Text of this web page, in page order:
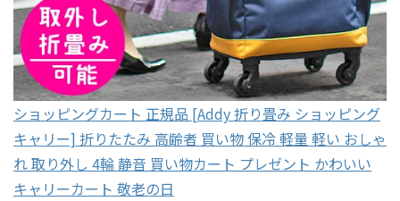
ショッピングカート 正規品 [Addy 折り畳み ショッピング
キャリー] 折りたたみ 高齢者 買い物 保冷 軽量 軽い おしゃ
れ 取り外し 4輪 静音 買い物カート プレゼント かわいい
キャリーカート 敬老の日